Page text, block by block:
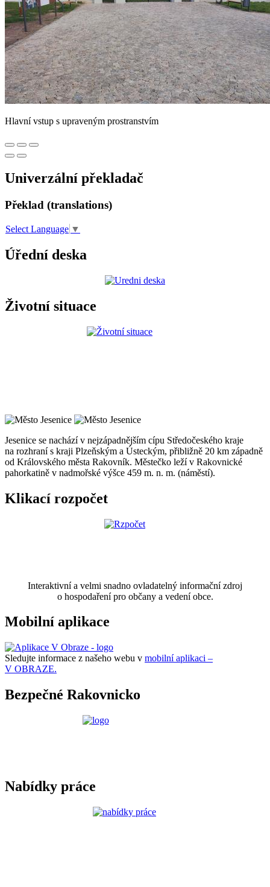
Hlavní vstup s upraveným prostranstvím
Univerzální překladač
Překlad (translations)
Select Language ▼
Úřední deska
Životní situace
Jesenice se nachází v nejzápadnějším cípu Středočeského kraje
na rozhraní s kraji Plzeňským a Ústeckým, přibližně 20 km západně
od Královského města Rakovník. Městečko leží v Rakovnické
pahorkatině v nadmořské výšce 459 m. n. m. (náměstí).
Klikací rozpočet
Interaktivní a velmi snadno ovladatelný informační zdroj
o hospodaření pro občany a vedení obce.
Mobilní aplikace
Sledujte informace z našeho webu v mobilní aplikaci –
V OBRAZE.
Bezpečné Rakovnicko
Nabídky práce